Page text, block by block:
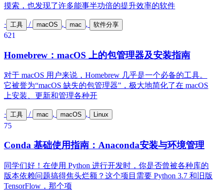
摸索，也发现了许多能事半功倍的提升效率的软件
· 工具 / macOS , mac , 软件分享
621
Homebrew：macOS 上的包管理器及安装指南
对于 macOS 用户来说，Homebrew 几乎是一个必备的工具。
它被誉为“macOS 缺失的包管理器”，极大地简化了在 macOS
上安装、更新和管理各种开
· 工具 / mac , macOS , Linux
75
Conda 基础使用指南：Anaconda安装与环境管理
同学们好！在使用 Python 进行开发时，你是否曾被各种库的
版本依赖问题搞得焦头烂额？这个项目需要 Python 3.7 和旧版
TensorFlow，那个项